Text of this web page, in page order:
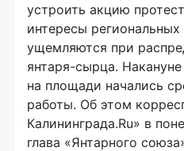
устроить акцию
интересы
ущемляются при
янтаря-сырца.
на площади начались
работы. Об этом
Калининграда.Ru» в
глава «Янтарного